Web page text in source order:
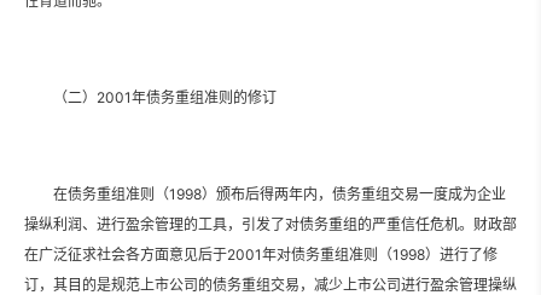
（二）2001年债务重组准则的修订
在债务重组准则（1998）颁布后得两年内，债务重组交易一度成为企业
操纵利润、进行盈余管理的工具，引发了对债务重组的严重信任危机。财政部
在广泛征求社会各方面意见后于2001年对债务重组准则（1998）进行了修
订，其目的是规范上市公司的债务重组交易，减少上市公司进行盈余管理操纵